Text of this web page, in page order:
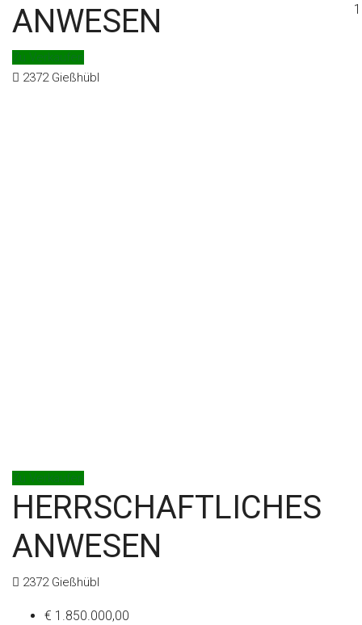
ANWESEN
Zu Verkaufen
2372 Gießhübl
Zu Verkaufen
HERRSCHAFTLICHES
ANWESEN
2372 Gießhübl
€ 1.850.000,00